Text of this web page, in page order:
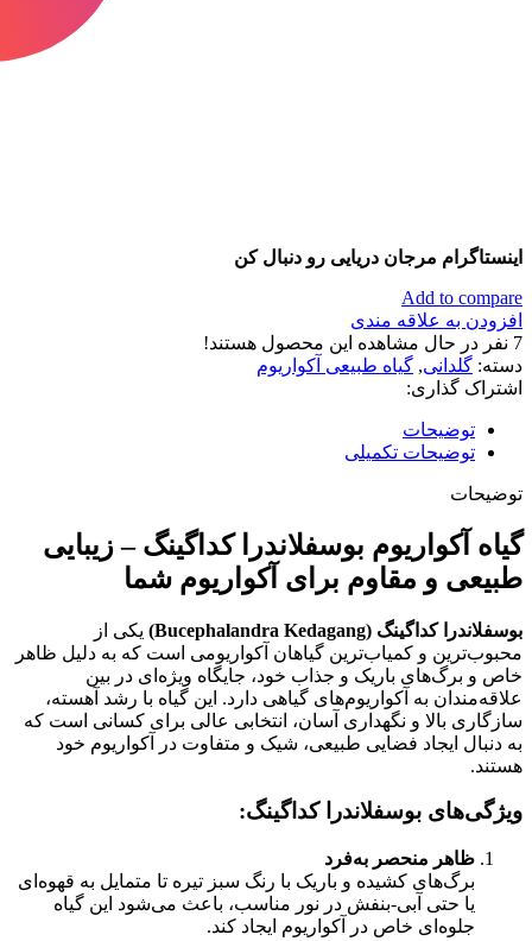
اینستاگرام مرجان دریایی رو دنبال کن
Add to compare
افزودن به علاقه مندی
7 نفر در حال مشاهده این محصول هستند!
دسته: گلدانی, گیاه طبیعی آکواریوم
اشتراک گذاری:
توضیحات
توضیحات تکمیلی
توضیحات
گیاه آکواریوم بوسفلاندرا کداگینگ – زیبایی
طبیعی و مقاوم برای آکواریوم شما
بوسفلاندرا کداگینگ (Bucephalandra Kedagang)
یکی از
محبوب‌ترین و کمیاب‌ترین گیاهان آکواریومی است که به دلیل ظاهر
خاص و برگ‌های باریک و جذاب خود، جایگاه ویژه‌ای در بین
علاقه‌مندان به آکواریوم‌های گیاهی دارد. این گیاه با رشد آهسته،
سازگاری بالا و نگهداری آسان، انتخابی عالی برای کسانی است که
به دنبال ایجاد فضایی طبیعی، شیک و متفاوت در آکواریوم خود
هستند.
ویژگی‌های بوسفلاندرا کداگینگ:
ظاهر منحصر به‌فرد
برگ‌های کشیده و باریک با رنگ سبز تیره تا متمایل به قهوه‌ای
یا حتی آبی-بنفش در نور مناسب، باعث می‌شود این گیاه
جلوه‌ای خاص در آکواریوم ایجاد کند.